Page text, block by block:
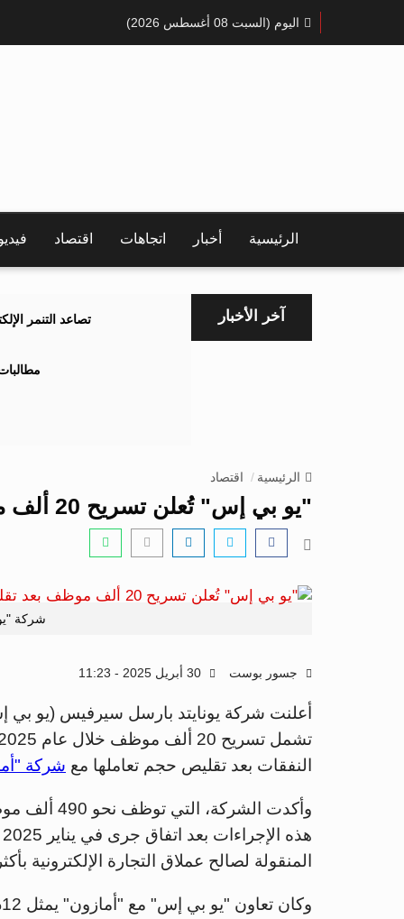
اليوم (السبت 08 أغسطس 2026)
الرئيسية أخبار اتجاهات اقتصاد
آخر الأخبار تصاعد التنمر
الرئيسية اقتصاد
"يو بي إس" تُعلن تسريح 20 ألف موظف بعد تقليص خدماتها لـ"أمازون"
شركة
جسور بوست
أعلنت شركة يونايتد بارسل سيرفيس (يو بي
النفقات بعد تقليص حجم تعاملها مع شركة
وأكدت
هذه الإجراءات بعد اتفاق جرى في يناير 2025
المنقولة لصالح عملاق التجارة الإلكترونية بأكثر من 50% بحلول النصف الثاني من